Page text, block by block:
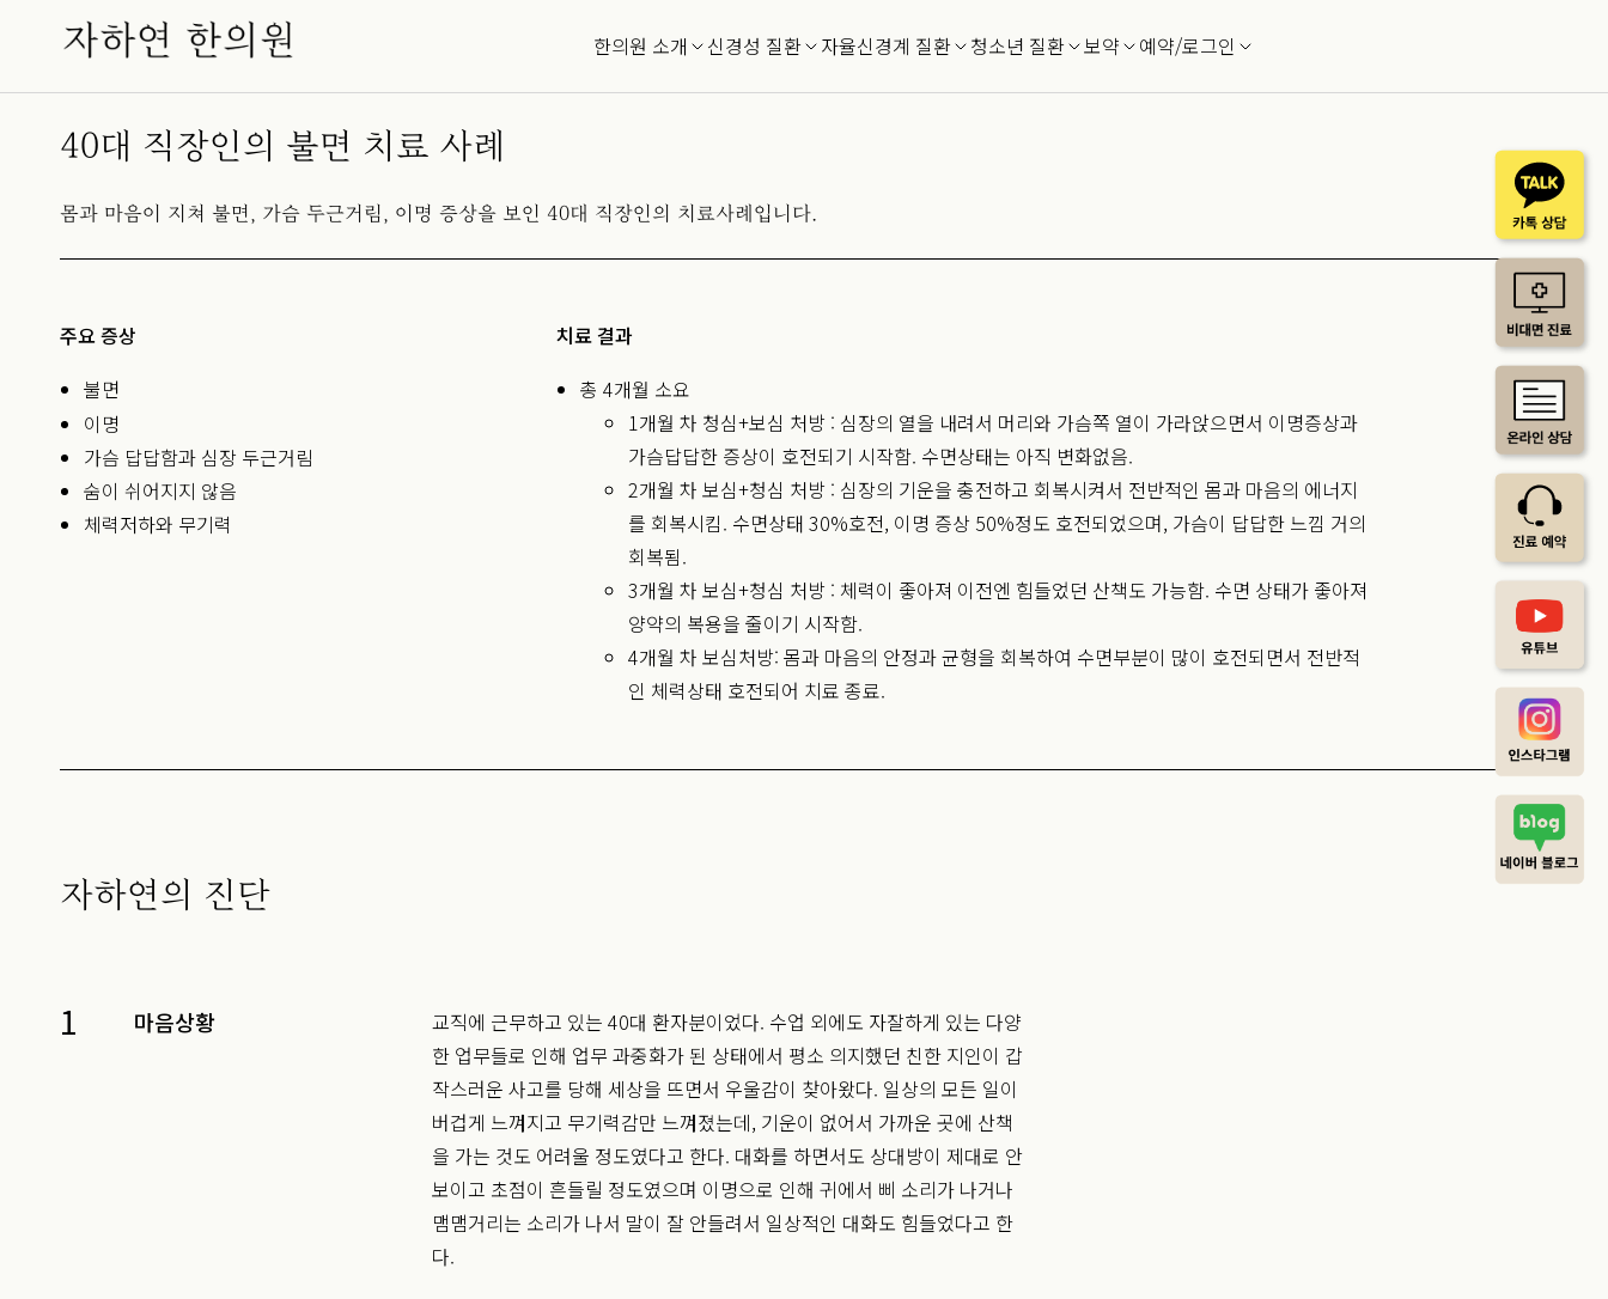
한의원 소개 신경성 질환 자율신경계 질환 청소년 질환 보약 예약/로그인
40대 직장인의 불면 치료 사례
몸과 마음이 지쳐 불면, 가슴 두근거림, 이명 증상을 보인 40대 직장인의 치료사례입니다.
주요 증상
불면
이명
가슴 답답함과 심장 두근거림
숨이 쉬어지지 않음
체력저하와 무기력
치료 결과
총 4개월 소요
1개월 차 청심+보심 처방 : 심장의 열을 내려서 머리와 가슴쪽 열이 가라앉으면서 이명증상과
가슴답답한 증상이 호전되기 시작함. 수면상태는 아직 변화없음.
2개월 차 보심+청심 처방 : 심장의 기운을 충전하고 회복시켜서 전반적인 몸과 마음의 에너지
를 회복시킴. 수면상태 30%호전, 이명 증상 50%정도 호전되었으며, 가슴이 답답한 느낌 거의
회복됨.
3개월 차 보심+청심 처방 : 체력이 좋아져 이전엔 힘들었던 산책도 가능함. 수면 상태가 좋아져
양약의 복용을 줄이기 시작함.
4개월 차 보심처방: 몸과 마음의 안정과 균형을 회복하여 수면부분이 많이 호전되면서 전반적
인 체력상태 호전되어 치료 종료.
자하연의 진단
1 마음상황
교직에 근무하고 있는 40대 환자분이었다. 수업 외에도 자잘하게 있는 다양
한 업무들로 인해 업무 과중화가 된 상태에서 평소 의지했던 친한 지인이 갑
작스러운 사고를 당해 세상을 뜨면서 우울감이 찾아왔다. 일상의 모든 일이
버겁게 느껴지고 무기력감만 느껴졌는데, 기운이 없어서 가까운 곳에 산책
을 가는 것도 어려울 정도였다고 한다. 대화를 하면서도 상대방이 제대로 안
보이고 초점이 흔들릴 정도였으며 이명으로 인해 귀에서 삐 소리가 나거나
맴맴거리는 소리가 나서 말이 잘 안들려서 일상적인 대화도 힘들었다고 한
다.